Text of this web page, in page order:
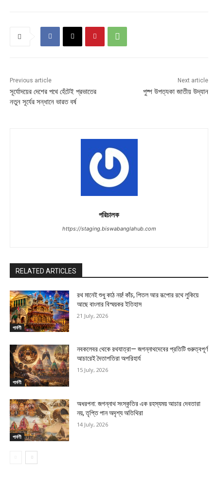
Previous article
সূর্যোদয়ের দেশের পথে হেঁটেই প্রভাতের
নতুন সূর্যের সন্ধানে ভারত বর্ষ
Next article
পুষ্প উপত্যকা জাতীয় উদ্যান
পরিচালক
https://staging.biswabanglahub.com
RELATED ARTICLES
পার্বণী
রথ মানেই শুধু কাঠ নয়! কাঁচ, পিতল আর রূপোর রথে লুকিয়ে
আছে বাংলার বিস্ময়কর ইতিহাস
21 July, 2026
পার্বণী
নবকলেবর থেকে রথযাত্রা— জগন্নাথদেবের প্রতিটি গুরুত্বপূর্ণ
আচারেই দৈতাপতিরা অপরিহার্য
15 July, 2026
পার্বণী
অধরপনা: জগন্নাথ সংস্কৃতির এক রহস্যময় আচার দেবতারা
নয়, তৃপ্তি পান অদৃশ্য অতিথিরা
14 July, 2026